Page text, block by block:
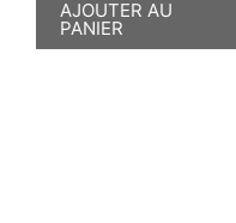
AJOUTER AU
PANIER